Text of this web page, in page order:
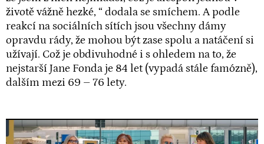
životě vážně hezké, “ dodala se smíchem. A podle
reakcí na sociálních sítích jsou všechny dámy
opravdu rády, že mohou být zase spolu a natáčení si
užívají. Což je obdivuhodné i s ohledem na to, že
nejstarší Jane Fonda je 84 let (vypadá stále famózně),
dalším mezi 69 – 76 lety.